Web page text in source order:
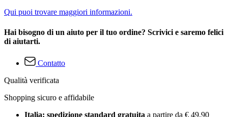
Qui puoi trovare maggiori informazioni.
Hai bisogno di un aiuto per il tuo ordine? Scrivici e saremo felici
di aiutarti.
Contatto
Qualità verificata
Shopping sicuro e affidabile
Italia: spedizione standard gratuita a partire da € 49,90